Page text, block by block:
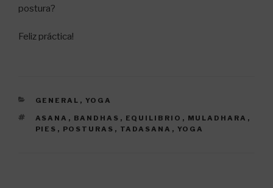
postura?
Feliz práctica!
CATEGORÍAS
GENERAL , YOGA
ETIQUETAS
ASANA , BANDHAS , EQUILIBRIO , MULADHARA ,
PIES , POSTURAS , TADASANA , YOGA